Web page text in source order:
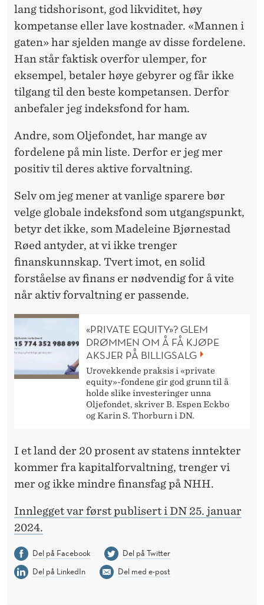
lang tidshorisont, god likviditet, høy
kompetanse eller lave kostnader. «Mannen i
gaten» har sjelden mange av disse fordelene.
Han står faktisk overfor ulemper, for
eksempel, betaler høye gebyrer og får ikke
tilgang til den beste kompetansen. Derfor
anbefaler jeg indeksfond for ham.
Andre, som Oljefondet, har mange av
fordelene på min liste. Derfor er jeg mer
positiv til deres aktive forvaltning.
Selv om jeg mener at vanlige sparere bør
velge globale indeksfond som utgangspunkt,
betyr det ikke, som Madeleine Bjørnestad
Røed antyder, at vi ikke trenger
finanskunnskap. Tvert imot, en solid
forståelse av finans er nødvendig for å vite
når aktiv forvaltning er passende.
«PRIVATE EQUITY»? GLEM
DRØMMEN OM Å FÅ KJØPE
AKSJER PÅ BILLIGSALG
Urovekkende praksis i «private
equity»-fondene gir god grunn til å
holde slike investeringer unna
Oljefondet, skriver B. Espen Eckbo
og Karin S. Thorburn i DN.
I et land der 20 prosent av statens inntekter
kommer fra kapitalforvaltning, trenger vi
mer og ikke mindre finansfag på NHH.
Innlegget var først publisert i DN 25. januar
2024.
Del på Facebook
Del på Twitter
Del på LinkedIn
Del med e-post